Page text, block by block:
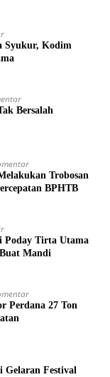
Syukur, Kodim
Bersalah
Trobosan
BPHTB
Tirta Utama
Mandi
Perdana 27 Ton
Gelaran Festival